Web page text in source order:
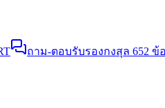
ถาม-ตอบรับรองกงสุล 652 ข้อ